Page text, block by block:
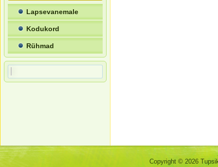
Lapsevanemale
Kodukord
Rühmad
Copyright © 2026